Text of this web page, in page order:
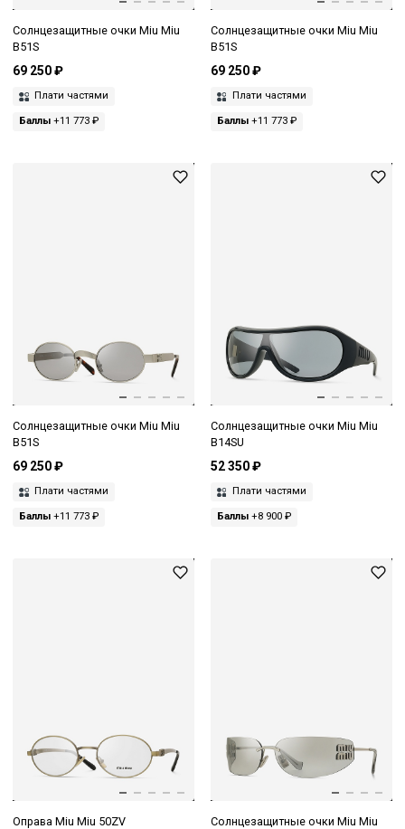
Солнцезащитные очки Miu Miu
B51S
69 250 ₽
Плати частями
Баллы +11 773 ₽
Солнцезащитные очки Miu Miu
B51S
69 250 ₽
Плати частями
Баллы+11 773 ₽
Солнцезащитные очки Miu Miu
B51S
69 250 ₽
Плати частями
Баллы +11 773 ₽
Солнцезащитные очки Miu Miu
B14SU
52 350 ₽
Плати частями
Баллы+8 900 ₽
Оправа Miu Miu 50ZV
Солнцезащитные очки Miu Miu